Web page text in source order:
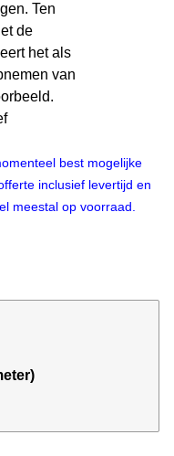
Ten
de
het als
van
best mogelijke
inclusief levertijd en
meestal op voorraad.